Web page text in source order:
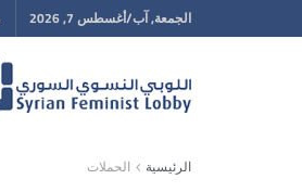
الجمعة, آب/أغسطس 7, 2026
الرئيسية الحملات